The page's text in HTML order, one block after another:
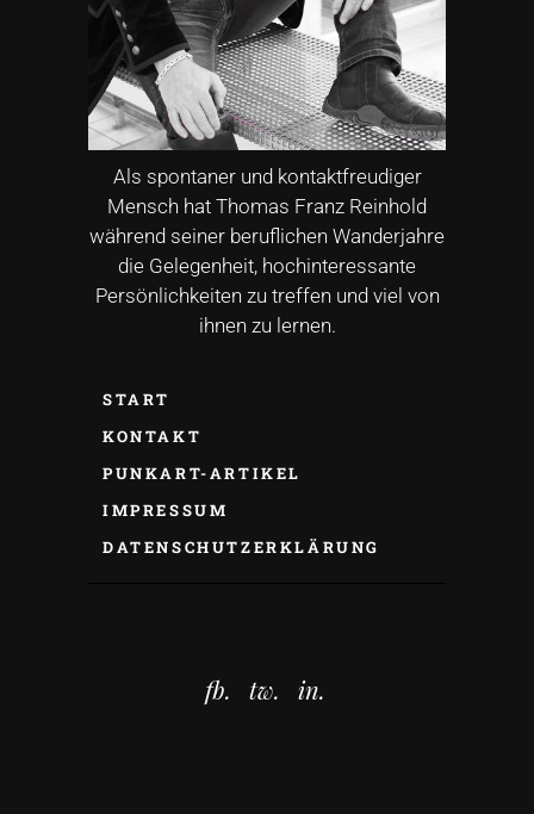
Als spontaner und kontaktfreudiger
Mensch hat Thomas Franz Reinhold
während seiner beruflichen Wanderjahre
die Gelegenheit, hochinteressante
Persönlichkeiten zu treffen und viel von
ihnen zu lernen.
START
KONTAKT
PUNKART-ARTIKEL
IMPRESSUM
DATENSCHUTZERKLÄRUNG
fb. tw. in.